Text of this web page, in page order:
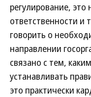
регулирование,
ответственности и
говорить о
направлении
связано с тем,
устанавливать
это практически